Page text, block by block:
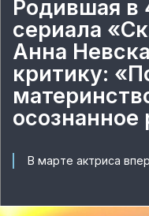
Родившая в
сериала
Анна
критику:
В марте актриса